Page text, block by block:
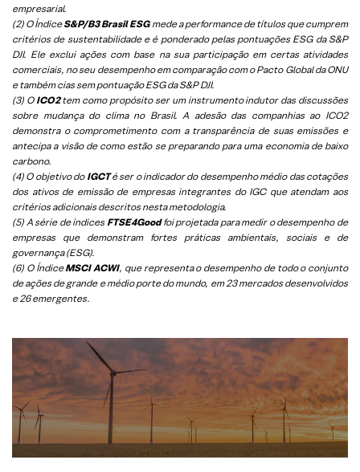
empresarial.
(2) O ÍndiceS&P/B3 Brasil ESGmede a performance de títulos que cumprem
critérios de sustentabilidade e é ponderado pelas pontuações ESG da S&P
DJI. Ele exclui ações com base na sua participação em certas atividades
comerciais, no seu desempenho em comparação com o Pacto Global da ONU
e também cias sem pontuação ESG da S&P DJI.
(3) O ICO2tem como propósito ser um instrumento indutor das discussões
sobre mudança do clima no Brasil. A adesão das companhias ao ICO2
demonstra o comprometimento com a transparência de suas emissões e
antecipa a visão de como estão se preparando para uma economia de baixo
carbono.
(4) O objetivo do IGCTé ser o indicador do desempenho médio das cotações
dos ativos de emissão de empresas integrantes do IGC que atendam aos
critérios adicionais descritos nesta metodologia.
(5) A série de índices FTSE4Goodfoi projetada para medir o desempenho de
empresas que demonstram fortes práticas ambientais, sociais e de
governança (ESG).
(6) O ÍndiceMSCI ACWI, que representa o desempenho de todo o conjunto
de ações de grande e médio porte do mundo, em 23 mercados desenvolvidos
e 26 emergentes.